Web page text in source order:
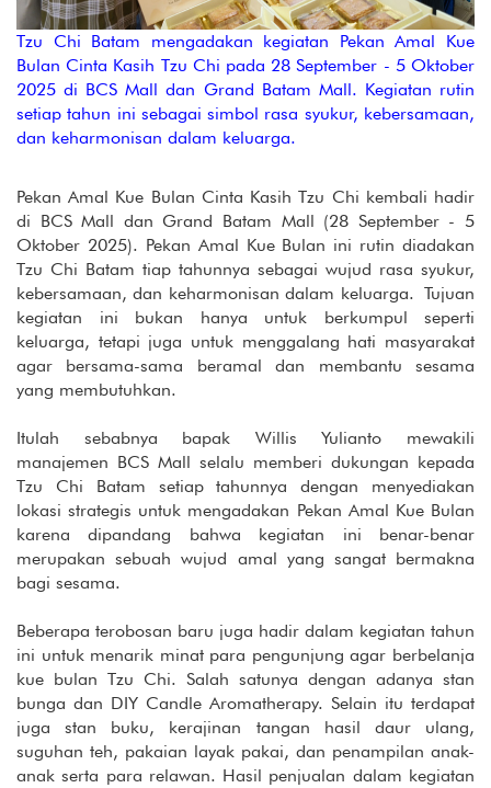
Tzu Chi Batam mengadakan kegiatan Pekan Amal Kue
Bulan Cinta Kasih Tzu Chi pada 28 September - 5 Oktober
2025 di BCS Mall dan Grand Batam Mall. Kegiatan rutin
setiap tahun ini sebagai simbol rasa syukur, kebersamaan,
dan keharmonisan dalam keluarga.
Pekan Amal Kue Bulan Cinta Kasih Tzu Chi kembali hadir
di BCS Mall dan Grand Batam Mall (28 September - 5
Oktober 2025). Pekan Amal Kue Bulan ini rutin diadakan
Tzu Chi Batam tiap tahunnya sebagai wujud rasa syukur,
kebersamaan, dan keharmonisan dalam keluarga. Tujuan
kegiatan ini bukan hanya untuk berkumpul seperti
keluarga, tetapi juga untuk menggalang hati masyarakat
agar bersama-sama beramal dan membantu sesama
yang membutuhkan.
Itulah sebabnya bapak Willis Yulianto mewakili
manajemen BCS Mall selalu memberi dukungan kepada
Tzu Chi Batam setiap tahunnya dengan menyediakan
lokasi strategis untuk mengadakan Pekan Amal Kue Bulan
karena dipandang bahwa kegiatan ini benar-benar
merupakan sebuah wujud amal yang sangat bermakna
bagi sesama.
Beberapa terobosan baru juga hadir dalam kegiatan tahun
ini untuk menarik minat para pengunjung agar berbelanja
kue bulan Tzu Chi. Salah satunya dengan adanya stan
bunga dan DIY Candle Aromatherapy. Selain itu terdapat
juga stan buku, kerajinan tangan hasil daur ulang,
suguhan teh, pakaian layak pakai, dan penampilan anak-
anak serta para relawan. Hasil penjualan dalam kegiatan